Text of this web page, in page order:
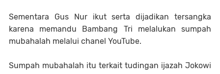
Sementara Gus Nur ikut serta dijadikan tersangka
karena memandu Bambang Tri melalukan sumpah
mubahalah melalui chanel YouTube.
Sumpah mubahalah itu terkait tudingan ijazah Jokowi